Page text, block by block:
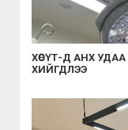
ХӨСҮТ-Д АНХ
ХИЙГДЛЭЭ